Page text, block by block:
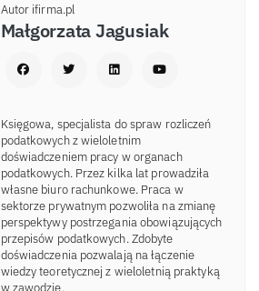
Autor ifirma.pl
Małgorzata Jagusiak
Księgowa, specjalista do spraw rozliczeń
podatkowych z wieloletnim
doświadczeniem pracy w organach
podatkowych. Przez kilka lat prowadziła
własne biuro rachunkowe. Praca w
sektorze prywatnym pozwoliła na zmianę
perspektywy postrzegania obowiązujących
przepisów podatkowych. Zdobyte
doświadczenia pozwalają na łączenie
wiedzy teoretycznej z wieloletnią praktyką
w zawodzie.